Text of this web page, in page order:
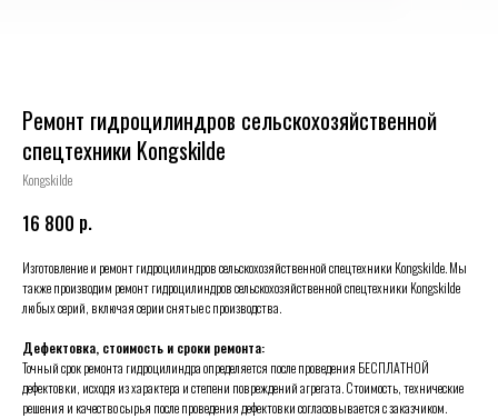
Ремонт гидроцилиндров сельскохозяйственной
спецтехники Kongskilde
Kongskilde
16 800 р.
Изготовление и ремонт гидроцилиндров сельскохозяйственной спецтехники Kongskilde. Мы
также производим ремонт гидроцилиндров сельскохозяйственной спецтехники Kongskilde
любых серий, включая серии снятые с производства.
Дефектовка, стоимость и сроки ремонта:
Точный срок ремонта гидроцилиндра определяется после проведения БЕСПЛАТНОЙ
дефектовки, исходя из характера и степени повреждений агрегата. Стоимость, технические
решения и качество сырья после проведения дефектовки согласовывается с заказчиком.